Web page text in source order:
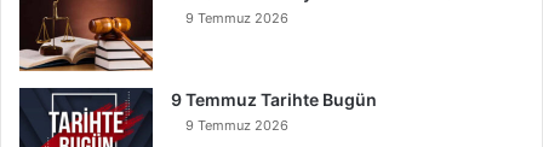
9 Temmuz 2026
9 Temmuz Tarihte Bugün
9 Temmuz 2026